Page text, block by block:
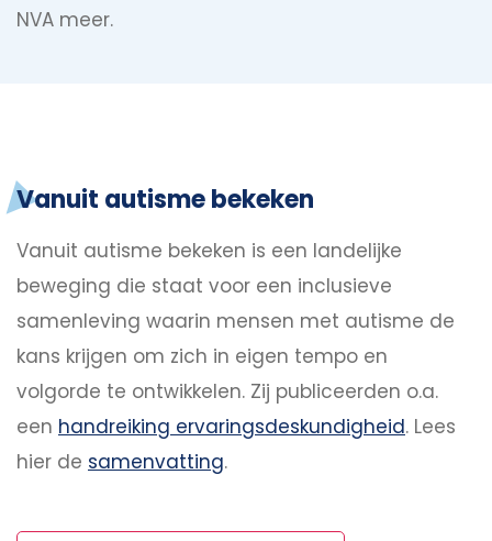
NVA meer.
Vanuit autisme bekeken
Vanuit autisme bekeken is een landelijke
beweging die staat voor een inclusieve
samenleving waarin mensen met autisme de
kans krijgen om zich in eigen tempo en
volgorde te ontwikkelen. Zij publiceerden o.a.
een handreiking ervaringsdeskundigheid. Lees
hier de samenvatting.